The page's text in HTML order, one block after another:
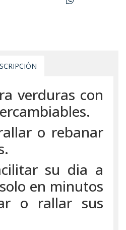
verduras con
o rebanar
su dia a
en minutos
o rallar sus